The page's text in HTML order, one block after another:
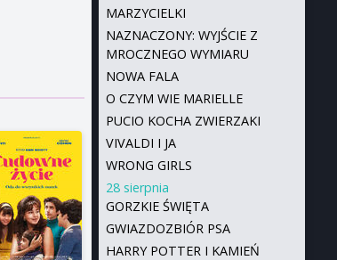
MARZYCIELKI
NAZNACZONY: WYJŚCIE Z
MROCZNEGO WYMIARU
NOWA FALA
O CZYM WIE MARIELLE
PUCIO KOCHA ZWIERZAKI
VIVALDI I JA
WRONG GIRLS
28 sierpnia
GORZKIE ŚWIĘTA
GWIAZDOZBIÓR PSA
HARRY POTTER I KAMIEŃ